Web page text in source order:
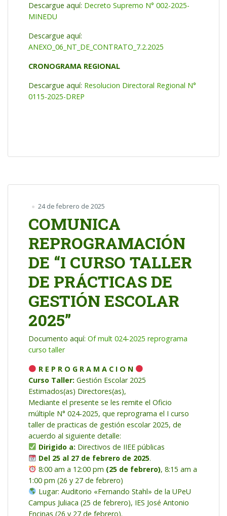
Descargue aquí: Decreto Supremo N° 002-2025-
MINEDU
Descargue aquí:
ANEXO_06_NT_DE_CONTRATO_7.2.2025
CRONOGRAMA REGIONAL
Descargue aquí: Resolucion Directoral Regional N°
0115-2025-DREP
24 de febrero de 2025
COMUNICA
REPROGRAMACIÓN
DE “I CURSO TALLER
DE PRÁCTICAS DE
GESTIÓN ESCOLAR
2025”
Documento aquí: Of mult 024-2025 reprograma
curso taller
R E P R O G R A M A C I O N
Curso Taller: Gestión Escolar 2025
Estimados(as) Directores(as),
Mediante el presente se les remite el Oficio
múltiple N° 024-2025, que reprograma el I curso
taller de practicas de gestión escolar 2025, de
acuerdo al siguiente detalle:
Dirigido a: Directivos de IIEE públicas
Del 25 al 27 de febrero de 2025.
8:00 am a 12:00 pm (25 de febrero), 8:15 am a
1:00 pm (26 y 27 de febrero)
Lugar: Auditorio «Fernando Stahl» de la UPeU
Campus Juliaca (25 de febrero), IES José Antonio
Encinas (26 y 27 de febrero).